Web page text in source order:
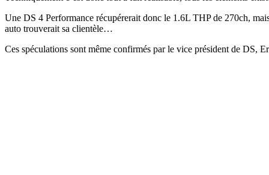
Une DS 4 Performance récupérerait donc le 1.6L THP de 270ch,
auto trouverait sa clientèle…
Ces spéculations sont même confirmés par le vice président de DS,